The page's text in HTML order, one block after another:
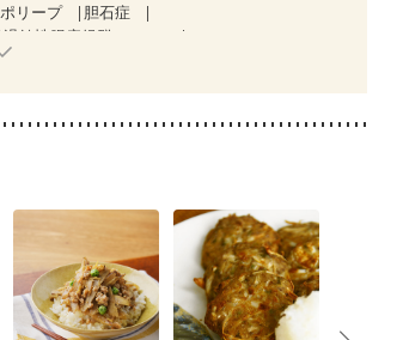
リープ
胆石症
過敏性腸症候群（IBS）
）
骨粗しょう症 関節リウマチ
乾癬